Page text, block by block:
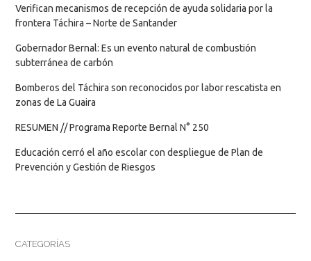
Verifican mecanismos de recepción de ayuda solidaria por la
frontera Táchira – Norte de Santander
Gobernador Bernal: Es un evento natural de combustión
subterránea de carbón
Bomberos del Táchira son reconocidos por labor rescatista en
zonas de La Guaira
RESUMEN // Programa Reporte Bernal N° 250
Educación cerró el año escolar con despliegue de Plan de
Prevención y Gestión de Riesgos
CATEGORÍAS